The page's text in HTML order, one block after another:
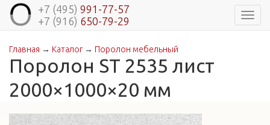
+7 (495) 991-77-57
+7 (916) 650-79-29
Вы здесь
Главная → Каталог→ Поролон мебельный
Поролон ST 2535 лист
2000×1000×20 мм